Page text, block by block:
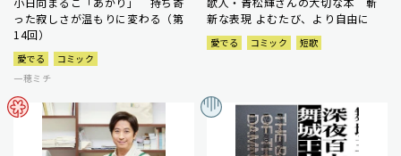
った寂しさが温もりに変わる（第
14回）
愛でる
コミック
一穂ミチ
新な表現 よむたび、より自由に
愛でる コミック 短歌